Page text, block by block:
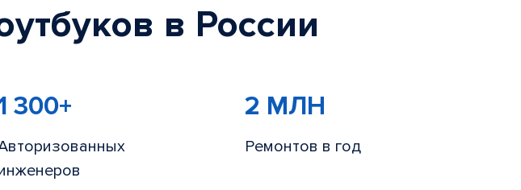
в России
300+ 2 МЛН
Ремонтов в год